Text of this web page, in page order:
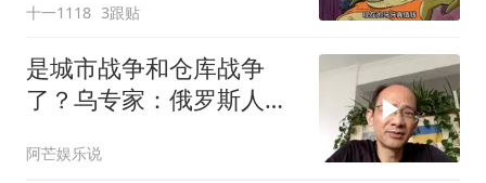
十一1118 3跟贴
是城市战争和仓库战争
了？乌专家：俄罗斯人将
阿芒娱乐说